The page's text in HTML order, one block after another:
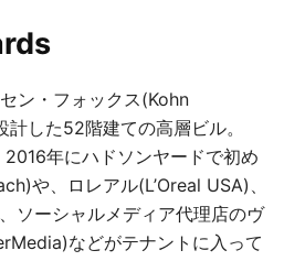
ン・フォックス(Kohn
した52階建ての高層ビル。
年にハドソンヤードで初め
や、ロレアル(L’Oreal USA)、
ソーシャルメディア代理店のヴ
などがテナントに入って